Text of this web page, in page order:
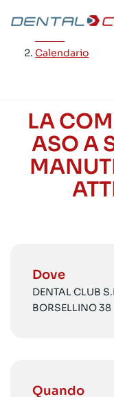
contenuto
Calendario
LA
ASO A
Dove
DENTAL CLUB
BORSELLINO
Quando